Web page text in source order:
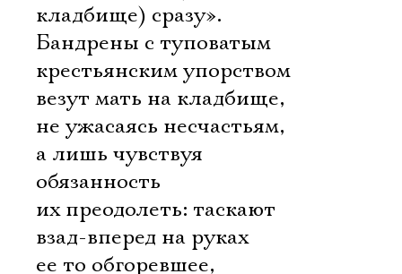
кладбище) сразу».
Бандрены с туповатым
крестьянским упорством
везут мать на кладбище,
не ужасаясь несчастьям,
а лишь чувствуя
обязанность
их преодолеть: таскают
взад-вперед на руках
ее то обгоревшее,